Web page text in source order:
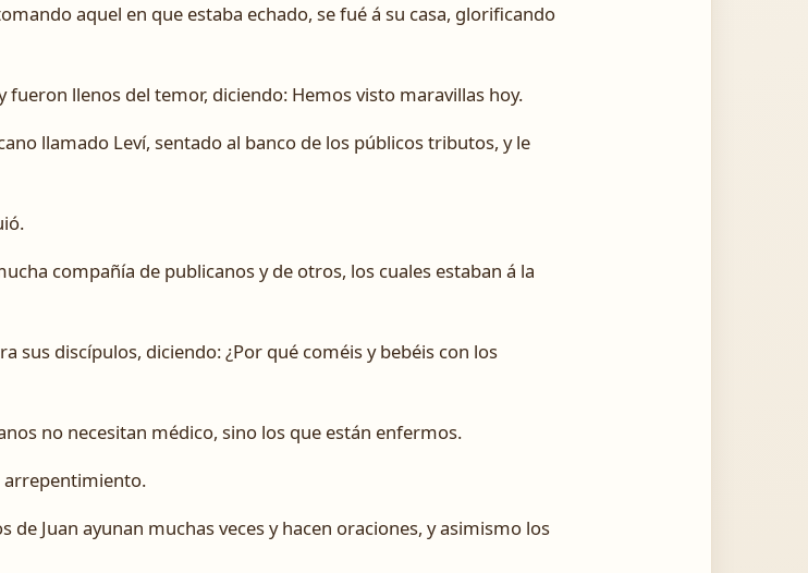
aquel en que estaba echado, se fué á su casa, glorificando
llenos del temor, diciendo: Hemos visto maravillas hoy.
llamado Leví, sentado al banco de los públicos tributos, y le
compañía de publicanos y de otros, los cuales estaban á la
sus discípulos, diciendo: ¿Por qué coméis y bebéis con los
no necesitan médico, sino los que están enfermos.
arrepentimiento.
de Juan ayunan muchas veces y hacen oraciones, y asimismo los